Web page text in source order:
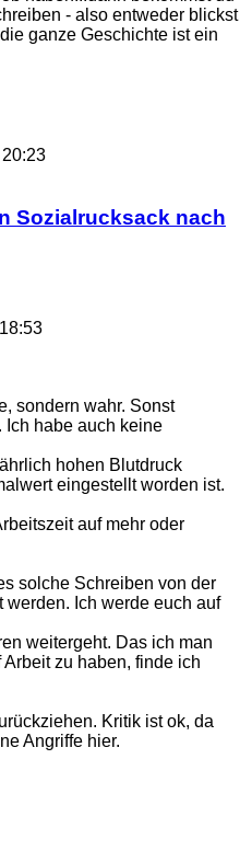
- also entweder blickst
ganze Geschichte ist ein
Sozialrucksack nach
sondern wahr. Sonst
Ich habe auch keine
hohen Blutdruck
eingestellt worden ist.
auf mehr oder
solche Schreiben von der
werden. Ich werde euch auf
weitergeht. Das ich man
zu haben, finde ich
Kritik ist ok, da
Angriffe hier.